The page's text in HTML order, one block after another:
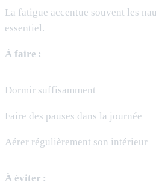
La fatigue accentue souvent les
essentiel.
À faire :
Dormir suffisamment
Faire des pauses dans la journée
Aérer régulièrement son intérieur
À éviter :